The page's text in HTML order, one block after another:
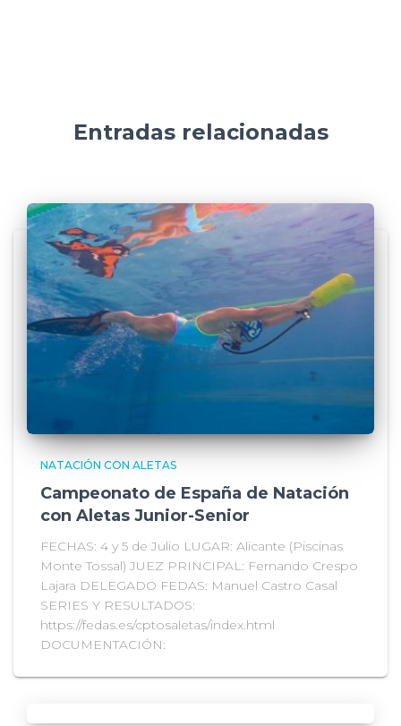
Entradas relacionadas
NATACIÓN CON ALETAS
Campeonato de España de Natación
con Aletas Junior-Senior
FECHAS: 4 y 5 de Julio LUGAR: Alicante (Piscinas
Monte Tossal) JUEZ PRINCIPAL: Fernando Crespo
Lajara DELEGADO FEDAS: Manuel Castro Casal
SERIES Y RESULTADOS:
https://fedas.es/cptosaletas/index.html
DOCUMENTACIÓN: